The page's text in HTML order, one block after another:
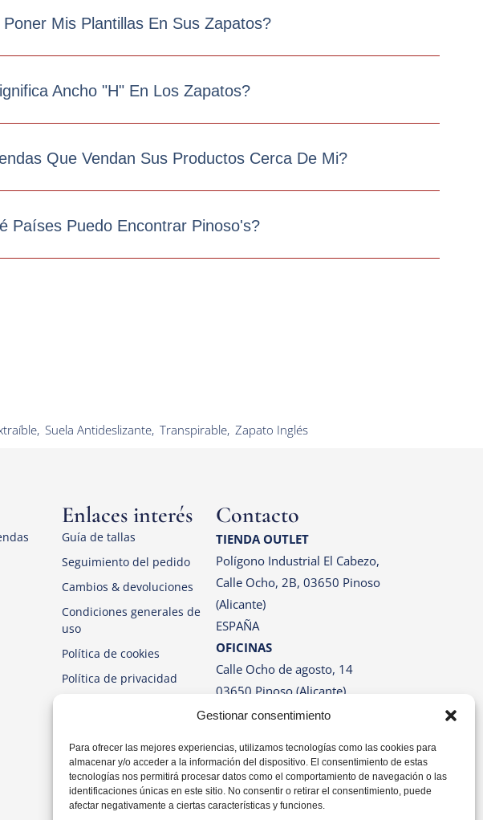
Gestionar consentimiento
Para ofrecer las mejores experiencias, utilizamos tecnologías como las cookies para
almacenar y/o acceder a la información del dispositivo. El consentimiento de estas
tecnologías nos permitirá procesar datos como el comportamiento de navegación o las
identificaciones únicas en este sitio. No consentir o retirar el consentimiento, puede
afectar negativamente a ciertas características y funciones.
Mis Plantillas En Sus Zapatos?
Ancho "h" En Los Zapatos?
Que Vendan Sus Productos Cerca De Mi?
Países Puedo Encontrar Pinoso's?
, Suela Antideslizante, Transpirable, Zapato Inglés
Enlaces interés
Guía de tallas
Seguimiento del pedido
Cambios & devoluciones
Condiciones generales de
uso
Política de cookies
Política de privacidad
Contacto
TIENDA OUTLET
Polígono Industrial El Cabezo,
Calle Ocho, 2B, 03650 Pinoso
(Alicante)
ESPAÑA
OFICINAS
Calle Ocho de agosto, 14
03650 Pinoso (Alicante)
ESPAÑA
Correo: info@pinosos.es
Teléfono: +34 96 69 70 274
+34 670 387 812 (sólo
Whatsapp)
Horario: Lun-Vie de 07:00h a